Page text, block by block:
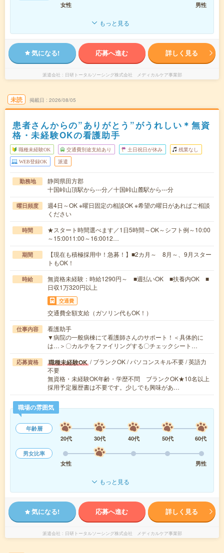
女性
男性
もっと見る
気になる! 応募へ進む 詳しく見る
派遣会社 日研トータルソーシング株式会社 メディカルケア事業部
未読 掲載日 2026/08/05
患者さんからの”ありがとう”がうれしい＊無資
格・未経験OKの看護助手
職種未経験OK 交通費別途支給あり 土日祝日が休み 残業なし
WEB登録OK 派遣
勤務地
静岡県田方郡
十国峠山頂駅から---分／十国峠山麓駅から---分
曜日頻度
週4日～OK ※曜日固定の相談OK ※希望の曜日があればご相談
ください
時間
★スタート時間選べます／1日5時間～OK～シフト例～10:00
～15:0011:00～16:0012…
期間
【現在も積極採用中！急募！】■2カ月～ 8月～、9月スター
トもOK！
時給
無資格未経験：時給1290円～ ■週払いOK ■扶養内OK ■
日収1万320円以上
交通費
交通費全額支給（ガソリン代もOK！）
仕事内容
看護助手
▼病院の一般病棟にて看護師さんのサポート！＜具体的に
は…＞〇カルテをファイリングする〇チェックシート…
応募資格 職種未経験OK / ブランクOK / パソコンスキル不要 / 英語力
不要
無資格・未経験OK年齢・学歴不問 ブランクOK★10名以上
採用予定履歴書は不要です。少しでも興味があ…
職場の雰囲気
年齢層
20代
30代 40代 50代
60代
男女比率
女性
男性
もっと見る
気になる! 応募へ進む 詳しく見る
派遣会社 日研トータルソーシング株式会社 メディカルケア事業部